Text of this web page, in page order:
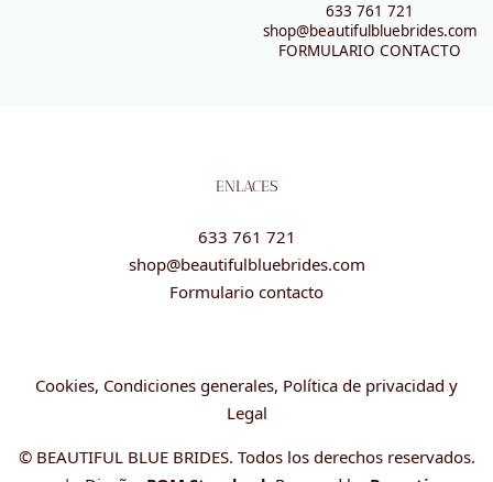
633 761 721
shop@beautifulbluebrides.com
FORMULARIO CONTACTO
ENLACES
633 761 721
shop@beautifulbluebrides.com
Formulario contacto
Cookies, Condiciones generales, Política de privacidad y
Legal
© BEAUTIFUL BLUE BRIDES. Todos los derechos reservados.